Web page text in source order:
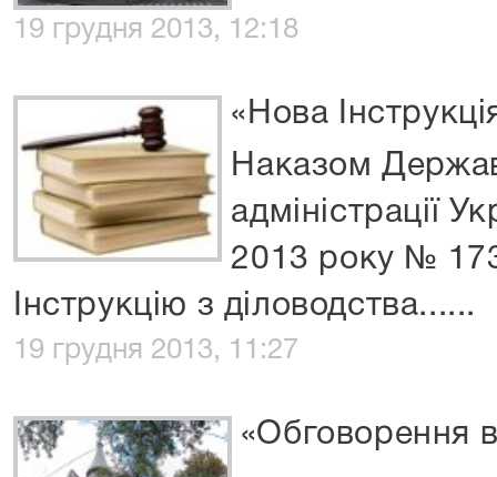
19 грудня 2013, 12:18
«Нова
Наказом
адміністрації
2013 року №
Інструкцію з діловодства......
19 грудня 2013, 11:27
«Обговорення